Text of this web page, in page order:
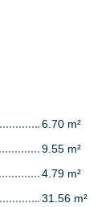
6.70 m²
9.55 m²
4.79 m²
31.56 m²